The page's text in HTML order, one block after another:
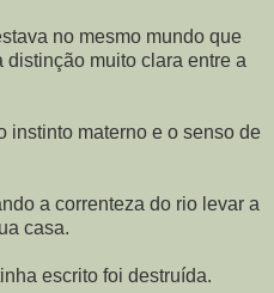
no mesmo mundo que
muito clara entre a
instinto materno e o senso de
a correnteza do rio levar a
casa.
escrito foi destruída.